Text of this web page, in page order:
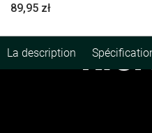
89,95 zł
La description